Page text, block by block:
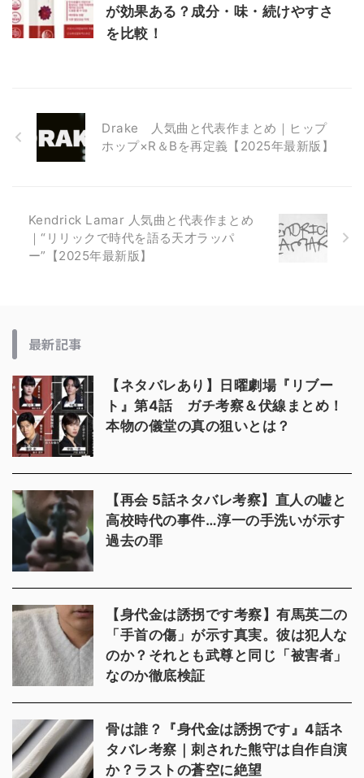
が効果ある？成分・味・続けやすさ
を比較！
Drake 人気曲と代表作まとめ｜ヒップ
ホップ×R＆Bを再定義【2025年最新版】
Kendrick Lamar 人気曲と代表作まとめ
｜“リリックで時代を語る天才ラッパ
ー”【2025年最新版】
最新記事
【ネタバレあり】日曜劇場『リブー
ト』第4話 ガチ考察＆伏線まとめ！
本物の儀堂の真の狙いとは？
【再会 5話ネタバレ考察】直人の嘘と
高校時代の事件…淳一の手洗いが示す
過去の罪
【身代金は誘拐です考察】有馬英二の
「手首の傷」が示す真実。彼は犯人な
のか？それとも武尊と同じ「被害者」
なのか徹底検証
骨は誰？『身代金は誘拐です』4話ネ
タバレ考察｜刺された熊守は自作自演
か？ラストの蒼空に絶望